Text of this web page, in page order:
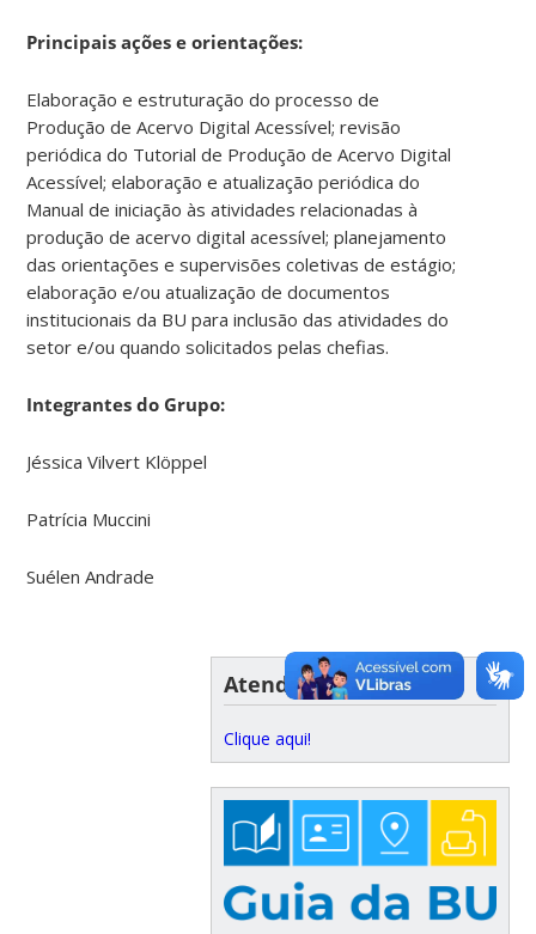
Principais ações e orientações:
Elaboração e estruturação do processo de
Produção de Acervo Digital Acessível; revisão
periódica do Tutorial de Produção de Acervo Digital
Acessível; elaboração e atualização periódica do
Manual de iniciação às atividades relacionadas à
produção de acervo digital acessível; planejamento
das orientações e supervisões coletivas de estágio;
elaboração e/ou atualização de documentos
institucionais da BU para inclusão das atividades do
setor e/ou quando solicitados pelas chefias.
Integrantes do Grupo:
Jéssica Vilvert Klöppel
Patrícia Muccini
Suélen Andrade
Atendimento
Clique aqui!